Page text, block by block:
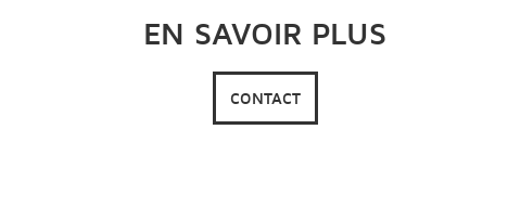
EN SAVOIR PLUS
CONTACT